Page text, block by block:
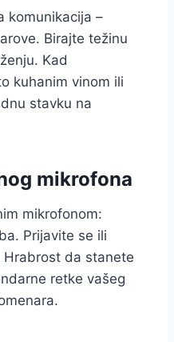
komunikacija –
Birajte težinu
Kad
kuhanim vinom ili
stavku na
mikrofona
mikrofonom:
Prijavite se ili
da stanete
retke vašeg